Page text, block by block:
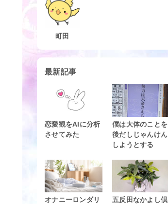
町田
最新記事
恋愛観をAIに分析
させてみた
僕は大体のことを
後だしじゃんけん
しようとする
オナニーロンダリ
五反田なかよし倶